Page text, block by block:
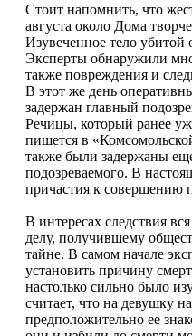
Стоит напомнить, что
августа около Дома
Изувеченное тело
Эксперты обнаружили
также повреждения и
В этот же день
задержан главный
Речицы, который ранее
пишется в
также были задержаны
подозреваемого. В
причастия к совершению
В интересах следствия
делу, получившему
тайне. В самом начале
установить причину
настолько сильно было
считает, что на девушку
предположительно ее